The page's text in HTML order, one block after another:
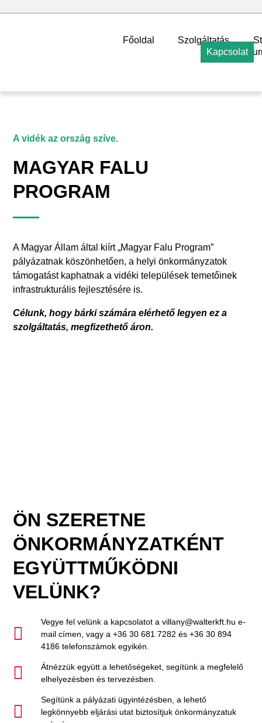
Főoldal Szolgáltatás
Kapcsolat
A vidék az ország szíve.
MAGYAR FALU
PROGRAM
A Magyar Állam által kiírt „Magyar Falu Program”
pályázatnak köszönhetően, a helyi önkormányzatok
támogatást kaphatnak a vidéki települések temetőinek
infrastrukturális fejlesztésére is.
Célunk, hogy bárki számára elérhető legyen ez a
szolgáltatás, megfizethető áron.
ÖN SZERETNE
ÖNKORMÁNYZATKÉNT
EGYÜTTMŰKÖDNI
VELÜNK?
Vegye fel velünk a kapcsolatot a villany@walterkft.hu e-
mail címen, vagy a +36 30 681 7282 és +36 30 894
4186 telefonszámok egyikén.
Átnézzük együtt a lehetőségeket, segítünk a megfelelő
elhelyezésben és tervezésben.
Segítünk a pályázati ügyintézésben, a lehető
legkönnyebb eljárási utat biztosítjuk önkormányzatuk